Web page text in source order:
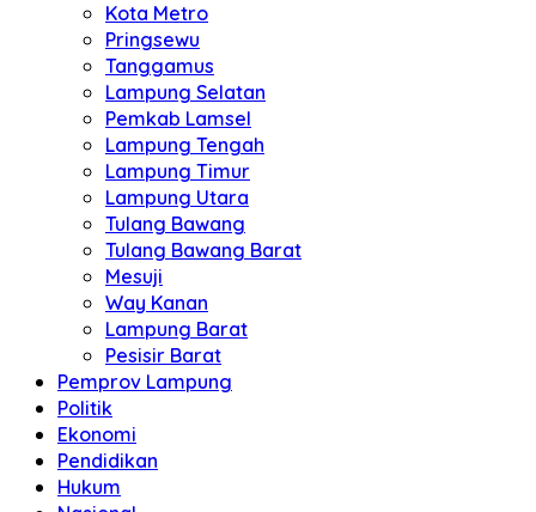
Kota Metro
Pringsewu
Tanggamus
Lampung Selatan
Pemkab Lamsel
Lampung Tengah
Lampung Timur
Lampung Utara
Tulang Bawang
Tulang Bawang Barat
Mesuji
Way Kanan
Lampung Barat
Pesisir Barat
Pemprov Lampung
Politik
Ekonomi
Pendidikan
Hukum